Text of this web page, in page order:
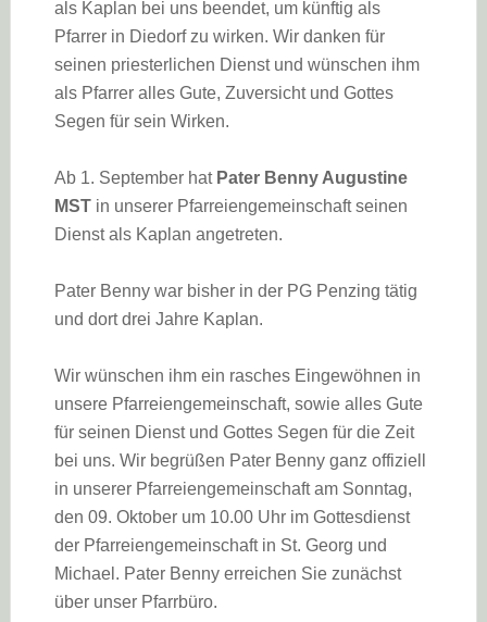
als Kaplan bei uns beendet, um künftig als
Pfarrer in Diedorf zu wirken. Wir danken für
seinen priesterlichen Dienst und wünschen ihm
als Pfarrer alles Gute, Zuversicht und Gottes
Segen für sein Wirken.
Ab 1. September hat Pater Benny Augustine
MSTin unserer Pfarreiengemeinschaft seinen
Dienst als Kaplan angetreten.
Pater Benny war bisher in der PG Penzing tätig
und dort drei Jahre Kaplan.
Wir wünschen ihm ein rasches Eingewöhnen in
unsere Pfarreiengemeinschaft, sowie alles Gute
für seinen Dienst und Gottes Segen für die Zeit
bei uns. Wir begrüßen Pater Benny ganz offiziell
in unserer Pfarreiengemeinschaft am Sonntag,
den 09. Oktober um 10.00 Uhr im Gottesdienst
der Pfarreiengemeinschaft in St. Georg und
Michael. Pater Benny erreichen Sie zunächst
über unser Pfarrbüro.